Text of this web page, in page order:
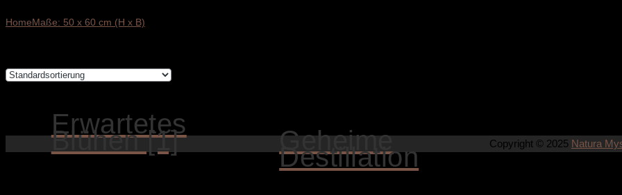
HomeMaße: 50 x 60 cm (H x B)
Erwartetes
Blühen [1] Geheime
Destillation Copyright © 2025 Natura